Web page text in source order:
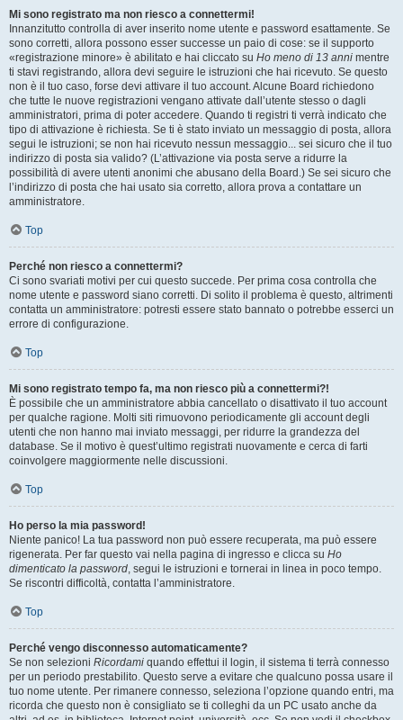
Mi sono registrato ma non riesco a connettermi!
Innanzitutto controlla di aver inserito nome utente e password esattamente. Se
sono corretti, allora possono esser successe un paio di cose: se il supporto
«registrazione minore» è abilitato e hai cliccato su Ho meno di 13 anni mentre
ti stavi registrando, allora devi seguire le istruzioni che hai ricevuto. Se questo
non è il tuo caso, forse devi attivare il tuo account. Alcune Board richiedono
che tutte le nuove registrazioni vengano attivate dall’utente stesso o dagli
amministratori, prima di poter accedere. Quando ti registri ti verrà indicato che
tipo di attivazione è richiesta. Se ti è stato inviato un messaggio di posta, allora
segui le istruzioni; se non hai ricevuto nessun messaggio... sei sicuro che il tuo
indirizzo di posta sia valido? (L’attivazione via posta serve a ridurre la
possibilità di avere utenti anonimi che abusano della Board.) Se sei sicuro che
l’indirizzo di posta che hai usato sia corretto, allora prova a contattare un
amministratore.
Top
Perché non riesco a connettermi?
Ci sono svariati motivi per cui questo succede. Per prima cosa controlla che
nome utente e password siano corretti. Di solito il problema è questo, altrimenti
contatta un amministratore: potresti essere stato bannato o potrebbe esserci un
errore di configurazione.
Top
Mi sono registrato tempo fa, ma non riesco più a connettermi?!
È possibile che un amministratore abbia cancellato o disattivato il tuo account
per qualche ragione. Molti siti rimuovono periodicamente gli account degli
utenti che non hanno mai inviato messaggi, per ridurre la grandezza del
database. Se il motivo è quest’ultimo registrati nuovamente e cerca di farti
coinvolgere maggiormente nelle discussioni.
Top
Ho perso la mia password!
Niente panico! La tua password non può essere recuperata, ma può essere
rigenerata. Per far questo vai nella pagina di ingresso e clicca su Ho
dimenticato la password, segui le istruzioni e tornerai in linea in poco tempo.
Se riscontri difficoltà, contatta l’amministratore.
Top
Perché vengo disconnesso automaticamente?
Se non selezioni Ricordami quando effettui il login, il sistema ti terrà connesso
per un periodo prestabilito. Questo serve a evitare che qualcuno possa usare il
tuo nome utente. Per rimanere connesso, seleziona l’opzione quando entri, ma
ricorda che questo non è consigliato se ti colleghi da un PC usato anche da